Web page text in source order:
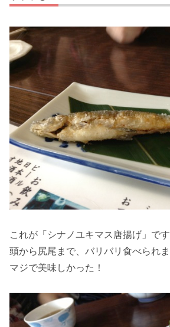
これが「シナノユキマス唐揚げ」です
頭から尻尾まで、バリバリ食べられま
マジで美味しかった！